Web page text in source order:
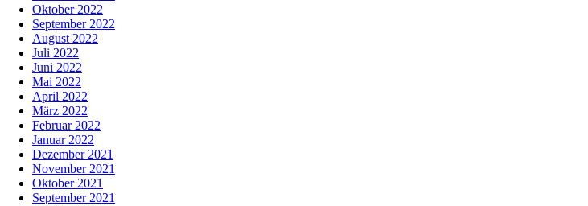
Oktober 2022
September 2022
August 2022
Juli 2022
Juni 2022
Mai 2022
April 2022
März 2022
Februar 2022
Januar 2022
Dezember 2021
November 2021
Oktober 2021
September 2021